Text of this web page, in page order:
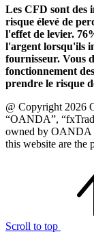
Les CFD sont des
risque élevé de
l'effet de levier.
l'argent lorsqu'ils
fournisseur. Vous
fonctionnement
prendre le risque
@ Copyright 2026
“OANDA”,
owned by OANDA
this website are the
Scroll to top